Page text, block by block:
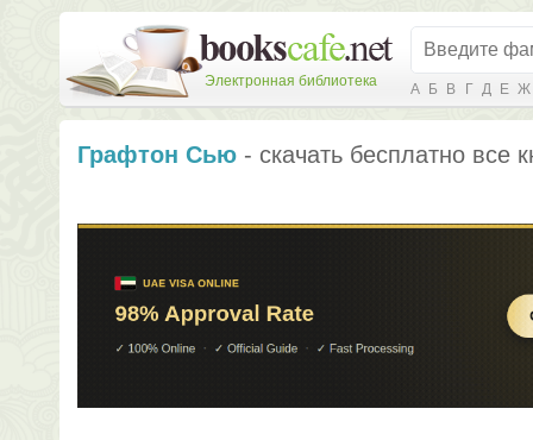
Электронная библиотека А Б В Г Д Е Ж
Графтон Сью - скачать бесплатно все